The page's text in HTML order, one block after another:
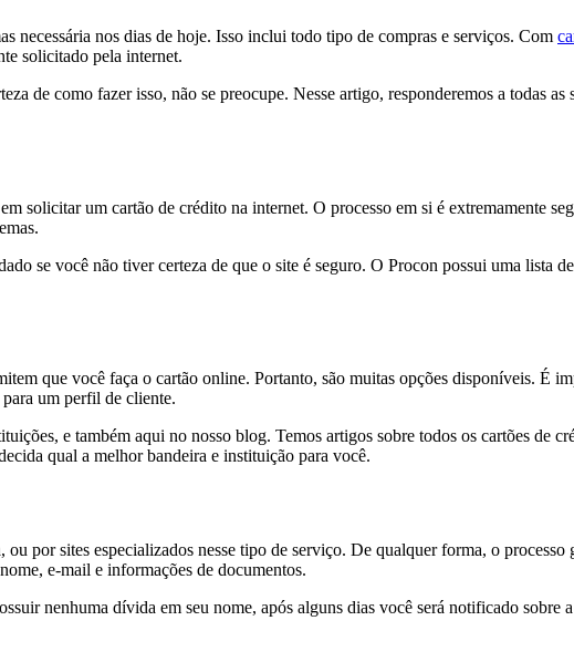
necessária nos dias de hoje. Isso inclui todo tipo de compras e serviços. Com
solicitado pela internet.
de como fazer isso, não se preocupe. Nesse artigo, responderemos a todas
solicitar um cartão de crédito na internet. O processo em si é extremamente
se você não tiver certeza de que o site é seguro. O Procon possui uma lista
que você faça o cartão online. Portanto, são muitas opções disponíveis. É
para um perfil de cliente.
e também aqui no nosso blog. Temos artigos sobre todos os cartões de
qual a melhor bandeira e instituição para você.
por sites especializados nesse tipo de serviço. De qualquer forma, o processo
e-mail e informações de documentos.
nenhuma dívida em seu nome, após alguns dias você será notificado sobre